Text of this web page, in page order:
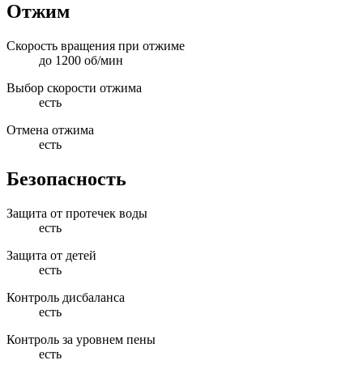
Отжим
Скорость вращения при отжиме
до 1200 об/мин
Выбор скорости отжима
есть
Отмена отжима
есть
Безопасность
Защита от протечек воды
есть
Защита от детей
есть
Контроль дисбаланса
есть
Контроль за уровнем пены
есть